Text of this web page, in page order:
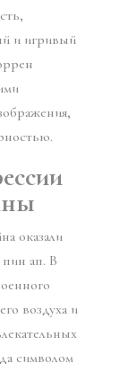
и игривый
оказали
пин ап. В
воздуха и
символом